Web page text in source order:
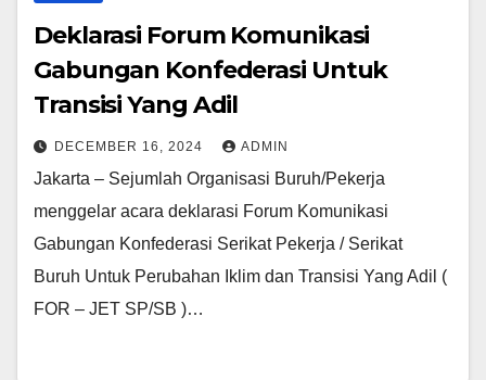
Deklarasi Forum Komunikasi
Gabungan Konfederasi Untuk
Transisi Yang Adil
DECEMBER 16, 2024 ADMIN
Jakarta – Sejumlah Organisasi Buruh/Pekerja
menggelar acara deklarasi Forum Komunikasi
Gabungan Konfederasi Serikat Pekerja / Serikat
Buruh Untuk Perubahan Iklim dan Transisi Yang Adil (
FOR – JET SP/SB )…